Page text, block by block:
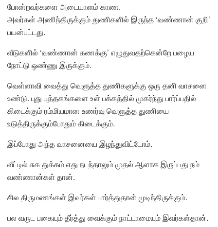
போன்றவர்களை அடையாளம் காண.
அவர்கள் அணிந்திருக்கும் துணிகளில் இருந்த ‘வண்ணான் குறி’
பயன்பட்டது.
வீடுகளில் ‘வண்ணான் கணக்கு’ எழுதுவதற்கென்றே பழைய
நோட்டு ஒண்ணு இருக்கும்.
வெள்ளாவி வைத்து வெளுத்த துணிகளுக்கு ஒரு தனி வாசனை
உண்டு. புது புத்தகங்களை உள் பக்கத்தில் முகர்ந்து பார்ப்பதில்
கிடைக்கும் ரம்மியமான உணர்வு வெளுத்த துணியை
உடுத்திருக்கும்போதும் கிடைக்கும்.
இப்போது அந்த வாசனையை இழந்துவிட்டோம்.
வீட்டில் சுக துக்கம் எது நடந்தாலும் முதல் ஆளாக இருப்பது நம்
வண்ணான்கள் தான்.
சில திருமணங்கள் இவர்கள் பார்த்துதான் முடிந்திருக்கும்.
பல வருட பகையும் தீர்த்து வைக்கும் நாட்டாமையும் இவர்கள்தான்.